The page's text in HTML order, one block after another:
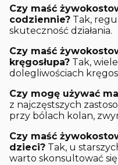
Czy maść
codziennie? Tak,
skuteczność działania.
Czy maść
kręgosłupa? Tak,
dolegliwościach
Czy mogę używać
z najczęstszych
przy bólach kolan,
Czy maść
dzieci? Tak, u
warto skonsultować